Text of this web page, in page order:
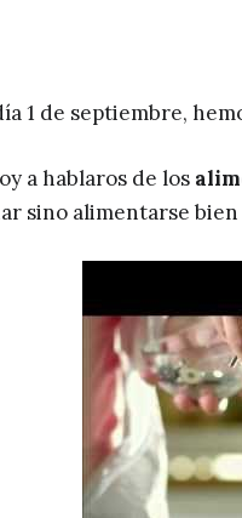
1 de septiembre,
a hablaros de los
sino alimentarse